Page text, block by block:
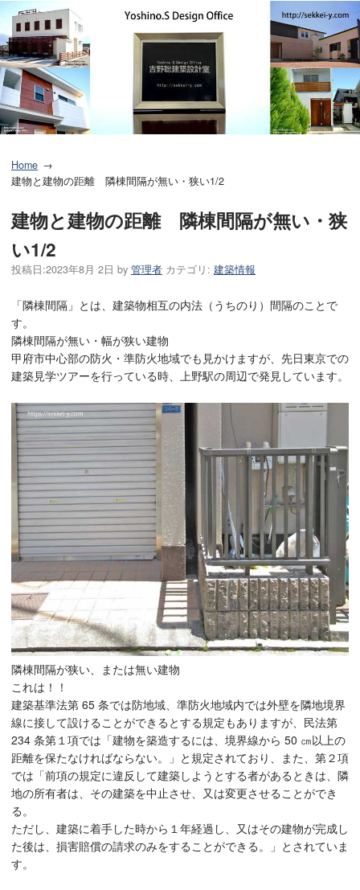
Home
建物と建物の距離 隣棟間隔が無い・狭い1/2
建物と建物の距離 隣棟間隔が無い・狭
い1/2
投稿日:2023年8月 2日 by 管理者 カテゴリ: 建築情報
「隣棟間隔」とは、建築物相互の内法（うちのり）間隔のことで
す。
隣棟間隔が無い・幅が狭い建物
甲府市中心部の防火・準防火地域でも見かけますが、先日東京での
建築見学ツアーを行っている時、上野駅の周辺で発見しています。
隣棟間隔が狭い、または無い建物
これは！！
建築基準法第 65 条では防地域、準防火地域内では外壁を隣地境界
線に接して設けることができるとする規定もありますが、民法第
234 条第１項では「建物を築造するには、境界線から 50 ㎝以上の
距離を保たなければならない。」と規定されており、また、第２項
では「前項の規定に違反して建築しようとする者があるときは、隣
地の所有者は、その建築を中止させ、又は変更させることができ
る。
ただし、建築に着手した時から１年経過し、又はその建物が完成し
た後は、損害賠償の請求のみをすることができる。」とされていま
す。